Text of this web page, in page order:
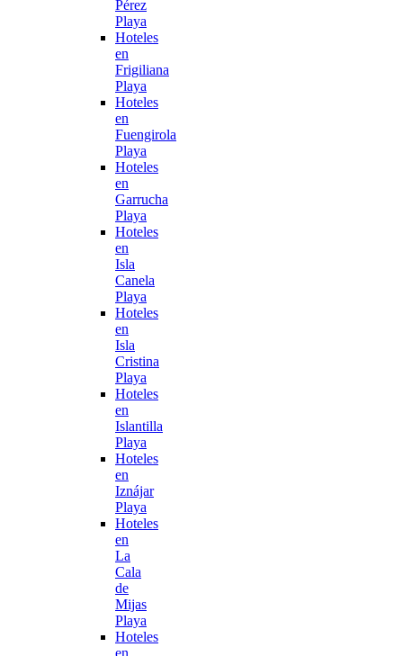
Pérez
Playa
Hoteles
en
Frigiliana
Playa
Hoteles
en
Fuengirola
Playa
Hoteles
en
Garrucha
Playa
Hoteles
en
Isla
Canela
Playa
Hoteles
en
Isla
Cristina
Playa
Hoteles
en
Islantilla
Playa
Hoteles
en
Iznájar
Playa
Hoteles
en
La
Cala
de
Mijas
Playa
Hoteles
en